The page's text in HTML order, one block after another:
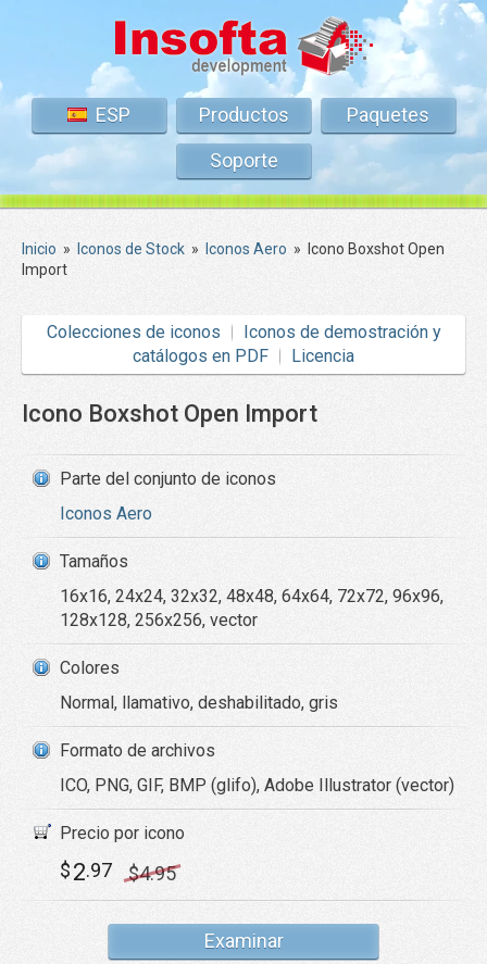
ESP Productos
Paquetes
Soporte
Inicio » Iconos de Stock » Iconos Aero »
Icono Boxshot Open
Import
Colecciones de iconos
Iconos de demostración y
catálogos en PDF
Licencia
Icono Boxshot Open Import
Parte del conjunto de iconos
Iconos Aero
Tamaños
16x16, 24x24, 32x32, 48x48, 64x64, 72x72, 96x96,
128x128, 256x256, vector
Colores
Normal, llamativo, deshabilitado, gris
Formato de archivos
ICO, PNG, GIF, BMP (glifo), Adobe Illustrator (vector)
Precio por icono
$2.97 $4.95
Examinar